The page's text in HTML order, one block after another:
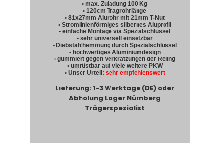
• max. Zuladung 100 Kg
• 120cm Tragrohrlänge
• 81x27mm Alurohr mit 21mm T-Nut
• Stromlinienförmiges silbernes Aluprofil
• einfache Montage via Spezialschlüssel
• sehr universell einsetzbar
• Diebstahlhemmung durch Spezialschlüssel
• hochwertiges Aluminiumdesign
• gummiert gegen Verkratzungen der Reling
• umrüstbar auf viele weitere PKW
• Unser Urteil: sehr empfehlenswert
Lieferung: 1-3 Werktage (DE) oder
Abholung Lager Nürnberg
Trägerspezialist